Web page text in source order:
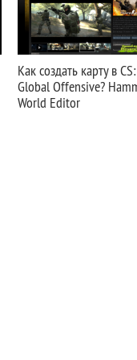
Как создать карту в CS:
Global Offensive?
World Editor